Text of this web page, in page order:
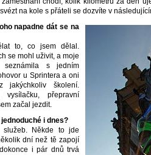
na kole s přáteli se dozvíte v
napadne dát se na
to, co jsem dělal.
se mohl uživit, a moje
seznámila s jedním
u Sprintera a oni
školení.
vysílačku, přepravní
začal jezdit.
i dnes?
služeb. Někde to jde
dní než tě zapojí
i pár dnů trvá